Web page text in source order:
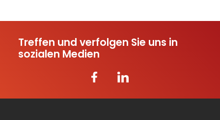
Treffen und verfolgen Sie uns in
sozialen Medien